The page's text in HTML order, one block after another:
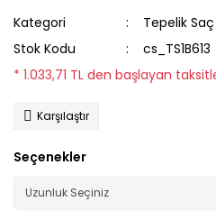
Kategori
Tepelik Saç
Stok Kodu
cs_TS1B613
* 1.033,71 TL den başlayan
Karşılaştır
Seçenekler